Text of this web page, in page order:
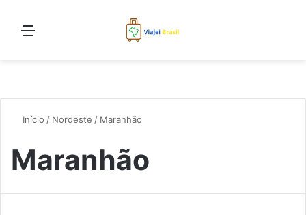
Início / Nordeste / Maranhão
Maranhão